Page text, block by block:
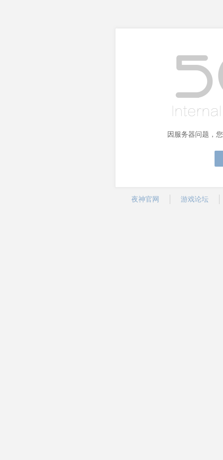
因服务器问题，
夜神官网 游戏论坛